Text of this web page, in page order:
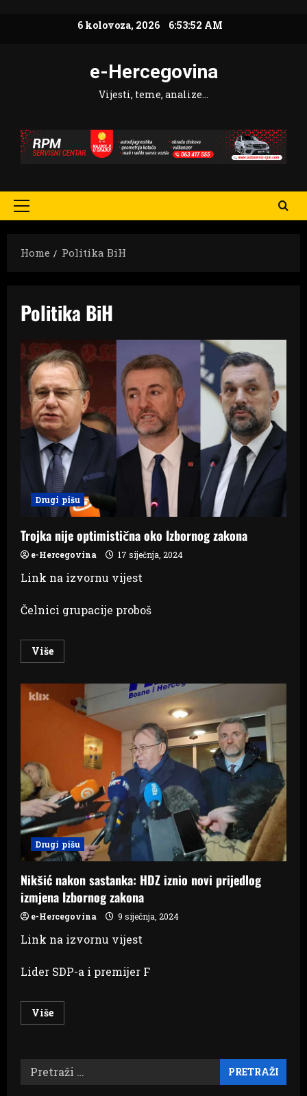
6 kolovoza, 2026 6:53:53 AM
e-Hercegovina
Vijesti, teme, analize…
Primary
Home
Politika BiH
Politika BiH
Drugi pišu
Trojka nije optimistična oko Izbornog zakona
e-Hercegovina 17 siječnja, 2024
Link na izvornu vijest
Čelnici grupacije proboš
VišeRead
more
optimistična
oko
Izbornog
Drugi pišu
Nikšić nakon sastanka: HDZ iznio novi prijedlog
izmjena Izbornog zakona
e-Hercegovina 9 siječnja, 2024
Link na izvornu vijest
Lider SDP-a i premijer F
VišeRead
more
sastanka:
HDZ
iznio
novi
Pretraži: